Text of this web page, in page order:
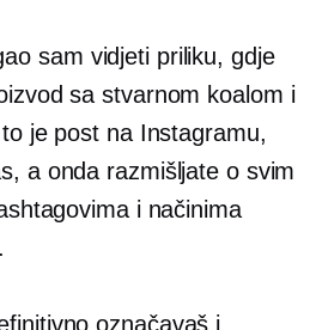
sam vidjeti priliku, gdje
sa stvarnom koalom i
je post na Instagramu,
a onda razmišljate o svim
i načinima
označavaš i